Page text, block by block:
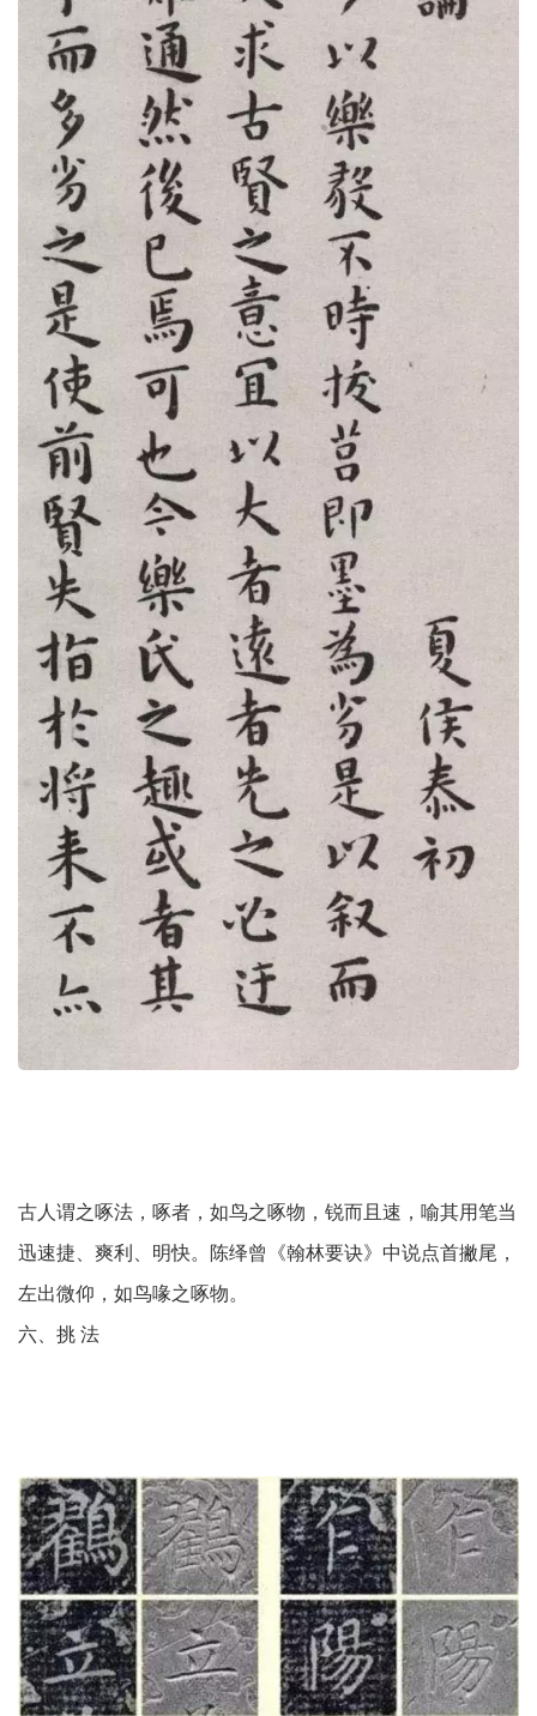
古人谓之啄法，啄者，如鸟之啄物，锐而且速，喻其用笔当
迅速捷、爽利、明快。陈绎曾《翰林要诀》中说点首撇尾，
左出微仰，如鸟喙之啄物。
六、挑 法